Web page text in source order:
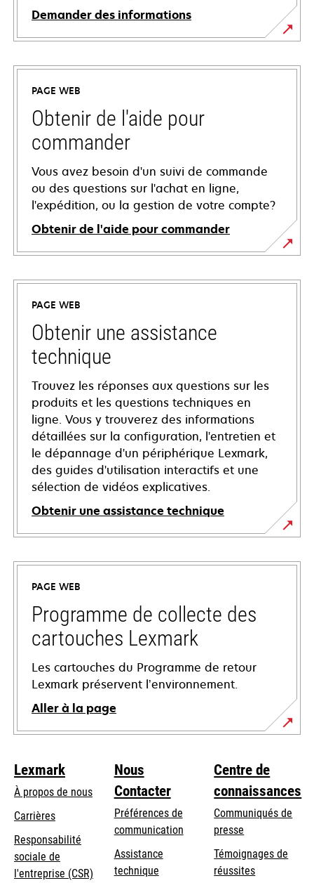
Demander des informations
PAGE WEB
Obtenir de l'aide pour
commander
Vous avez besoin d'un suivi de commande
ou des questions sur l'achat en ligne,
l'expédition, ou la gestion de votre compte?
Obtenir de l'aide pour commander
PAGE WEB
Obtenir une assistance
technique
Trouvez les réponses aux questions sur les
produits et les questions techniques en
ligne. Vous y trouverez des informations
détaillées sur la configuration, l'entretien et
le dépannage d'un périphérique Lexmark,
des guides d'utilisation interactifs et une
sélection de vidéos explicatives.
Obtenir une assistance technique
s’ouvre
dans
nouvel
onglet
PAGE WEB
Programme de collecte des
cartouches Lexmark
Les cartouches du Programme de retour
Lexmark préservent l’environnement.
Aller à la page
Lexmark
À propos de nous
Carrières
s’ouvre
dans
un
Responsabilité
sociale de
l'entreprise (CSR) s’ouvre
Nous
Contacter
Préférences de
communication
s’ouvre
dans
Assistance
techniques’ouvre
Centre de
connaissances
Communiqués de
presse
Témoignages de
réussites